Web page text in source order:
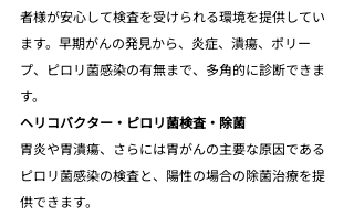
者様が安心して検査を受けられる環境を提供してい
ます。早期がんの発見から、炎症、潰瘍、ポリー
プ、ピロリ菌感染の有無まで、多角的に診断できま
す。
ヘリコバクター・ピロリ菌検査・除菌
胃炎や胃潰瘍、さらには胃がんの主要な原因である
ピロリ菌感染の検査と、陽性の場合の除菌治療を提
供できます。